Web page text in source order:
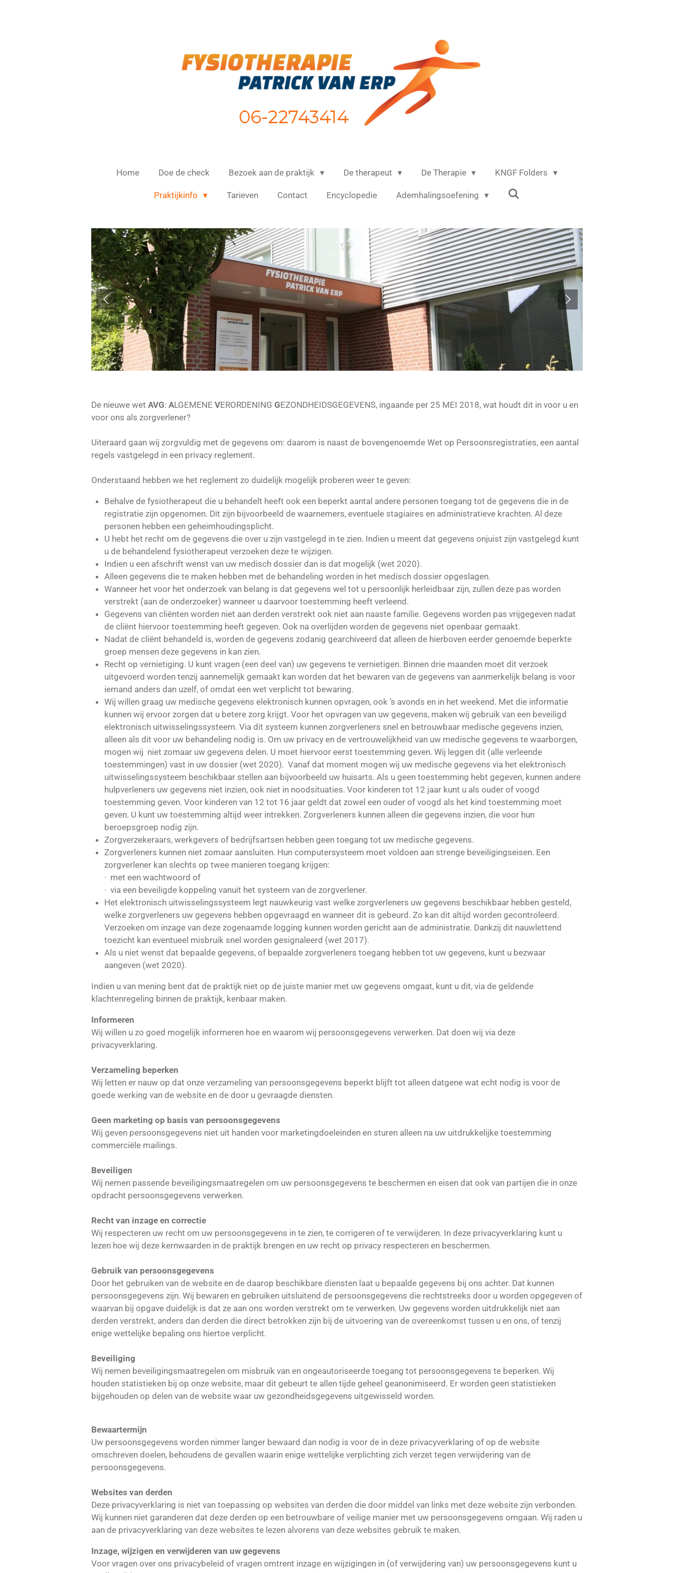
Home Doe de check Bezoek aan de praktijk De therapeut De Therapie KNGF Folders
Praktijkinfo Tarieven Contact Encyclopedie Ademhalingsoefening
De nieuwe wet AVG: ALGEMENE VERORDENING GEZONDHEIDSGEGEVENS, ingaande per 25 MEI 2018, wat houdt dit in voor u en
voor ons als zorgverlener?
Uiteraard gaan wij zorgvuldig met de gegevens om: daarom is naast de bovengenoemde Wet op Persoonsregistraties, een aantal
regels vastgelegd in een privacy reglement.
Onderstaand hebben we het reglement zo duidelijk mogelijk proberen weer te geven:
Behalve de fysiotherapeut die u behandelt heeft ook een beperkt aantal andere personen toegang tot de gegevens die in de
registratie zijn opgenomen. Dit zijn bijvoorbeeld de waarnemers, eventuele stagiaires en administratieve krachten. Al deze
personen hebben een geheimhoudingsplicht.
U hebt het recht om de gegevens die over u zijn vastgelegd in te zien. Indien u meent dat gegevens onjuist zijn vastgelegd kunt
u de behandelend fysiotherapeut verzoeken deze te wijzigen.
Indien u een afschrift wenst van uw medisch dossier dan is dat mogelijk (wet 2020).
Alleen gegevens die te maken hebben met de behandeling worden in het medisch dossier opgeslagen.
Wanneer het voor het onderzoek van belang is dat gegevens wel tot u persoonlijk herleidbaar zijn, zullen deze pas worden
verstrekt (aan de onderzoeker) wanneer u daarvoor toestemming heeft verleend.
Gegevens van cliënten worden niet aan derden verstrekt ook niet aan naaste familie. Gegevens worden pas vrijgegeven nadat
de cliënt hiervoor toestemming heeft gegeven. Ook na overlijden worden de gegevens niet openbaar gemaakt.
Nadat de cliënt behandeld is, worden de gegevens zodanig gearchiveerd dat alleen de hierboven eerder genoemde beperkte
groep mensen deze gegevens in kan zien.
Recht op vernietiging. U kunt vragen (een deel van) uw gegevens te vernietigen. Binnen drie maanden moet dit verzoek
uitgevoerd worden tenzij aannemelijk gemaakt kan worden dat het bewaren van de gegevens van aanmerkelijk belang is voor
iemand anders dan uzelf, of omdat een wet verplicht tot bewaring.
Wij willen graag uw medische gegevens elektronisch kunnen opvragen, ook ’s avonds en in het weekend. Met die informatie
kunnen wij ervoor zorgen dat u betere zorg krijgt. Voor het opvragen van uw gegevens, maken wij gebruik van een beveiligd
elektronisch uitwisselingssysteem. Via dit systeem kunnen zorgverleners snel en betrouwbaar medische gegevens inzien,
alleen als dit voor uw behandeling nodig is. Om uw privacy en de vertrouwelijkheid van uw medische gegevens te waarborgen,
mogen wij niet zomaar uw gegevens delen. U moet hiervoor eerst toestemming geven. Wij leggen dit (alle verleende
toestemmingen) vast in uw dossier (wet 2020). Vanaf dat moment mogen wij uw medische gegevens via het elektronisch
uitwisselingssysteem beschikbaar stellen aan bijvoorbeeld uw huisarts. Als u geen toestemming hebt gegeven, kunnen andere
hulpverleners uw gegevens niet inzien, ook niet in noodsituaties. Voor kinderen tot 12 jaar kunt u als ouder of voogd
toestemming geven. Voor kinderen van 12 tot 16 jaar geldt dat zowel een ouder of voogd als het kind toestemming moet
geven. U kunt uw toestemming altijd weer intrekken. Zorgverleners kunnen alleen die gegevens inzien, die voor hun
beroepsgroep nodig zijn.
Zorgverzekeraars, werkgevers of bedrijfsartsen hebben geen toegang tot uw medische gegevens.
Zorgverleners kunnen niet zomaar aansluiten. Hun computersysteem moet voldoen aan strenge beveiligingseisen. Een
zorgverlener kan slechts op twee manieren toegang krijgen:
· met een wachtwoord of
· via een beveiligde koppeling vanuit het systeem van de zorgverlener.
Het elektronisch uitwisselingssysteem legt nauwkeurig vast welke zorgverleners uw gegevens beschikbaar hebben gesteld,
welke zorgverleners uw gegevens hebben opgevraagd en wanneer dit is gebeurd. Zo kan dit altijd worden gecontroleerd.
Verzoeken om inzage van deze zogenaamde logging kunnen worden gericht aan de administratie. Dankzij dit nauwlettend
toezicht kan eventueel misbruik snel worden gesignaleerd (wet 2017).
Als u niet wenst dat bepaalde gegevens, of bepaalde zorgverleners toegang hebben tot uw gegevens, kunt u bezwaar
aangeven (wet 2020).
Indien u van mening bent dat de praktijk niet op de juiste manier met uw gegevens omgaat, kunt u dit, via de geldende
klachtenregeling binnen de praktijk, kenbaar maken.
Informeren
Wij willen u zo goed mogelijk informeren hoe en waarom wij persoonsgegevens verwerken. Dat doen wij via deze
privacyverklaring.
Verzameling beperken
Wij letten er nauw op dat onze verzameling van persoonsgegevens beperkt blijft tot alleen datgene wat echt nodig is voor de
goede werking van de website en de door u gevraagde diensten.
Geen marketing op basis van persoonsgegevens
Wij geven persoonsgegevens niet uit handen voor marketingdoeleinden en sturen alleen na uw uitdrukkelijke toestemming
commerciële mailings.
Beveiligen
Wij nemen passende beveiligingsmaatregelen om uw persoonsgegevens te beschermen en eisen dat ook van partijen die in onze
opdracht persoonsgegevens verwerken.
Recht van inzage en correctie
Wij respecteren uw recht om uw persoonsgegevens in te zien, te corrigeren of te verwijderen. In deze privacyverklaring kunt u
lezen hoe wij deze kernwaarden in de praktijk brengen en uw recht op privacy respecteren en beschermen.
Gebruik van persoonsgegevens
Door het gebruiken van de website en de daarop beschikbare diensten laat u bepaalde gegevens bij ons achter. Dat kunnen
persoonsgegevens zijn. Wij bewaren en gebruiken uitsluitend de persoonsgegevens die rechtstreeks door u worden opgegeven of
waarvan bij opgave duidelijk is dat ze aan ons worden verstrekt om te verwerken. Uw gegevens worden uitdrukkelijk niet aan
derden verstrekt, anders dan derden die direct betrokken zijn bij de uitvoering van de overeenkomst tussen u en ons, of tenzij
enige wettelijke bepaling ons hiertoe verplicht.
Beveiliging
Wij nemen beveiligingsmaatregelen om misbruik van en ongeautoriseerde toegang tot persoonsgegevens te beperken. Wij
houden statistieken bij op onze website, maar dit gebeurt te allen tijde geheel geanonimiseerd. Er worden geen statistieken
bijgehouden op delen van de website waar uw gezondheidsgegevens uitgewisseld worden.
Bewaartermijn
Uw persoonsgegevens worden nimmer langer bewaard dan nodig is voor de in deze privacyverklaring of op de website
omschreven doelen, behoudens de gevallen waarin enige wettelijke verplichting zich verzet tegen verwijdering van de
persoonsgegevens.
Websites van derden
Deze privacyverklaring is niet van toepassing op websites van derden die door middel van links met deze website zijn verbonden.
Wij kunnen niet garanderen dat deze derden op een betrouwbare of veilige manier met uw persoonsgegevens omgaan. Wij raden u
aan de privacyverklaring van deze websites te lezen alvorens van deze websites gebruik te maken.
Inzage, wijzigen en verwijderen van uw gegevens
Voor vragen over ons privacybeleid of vragen omtrent inzage en wijzigingen in (of verwijdering van) uw persoonsgegevens kunt u